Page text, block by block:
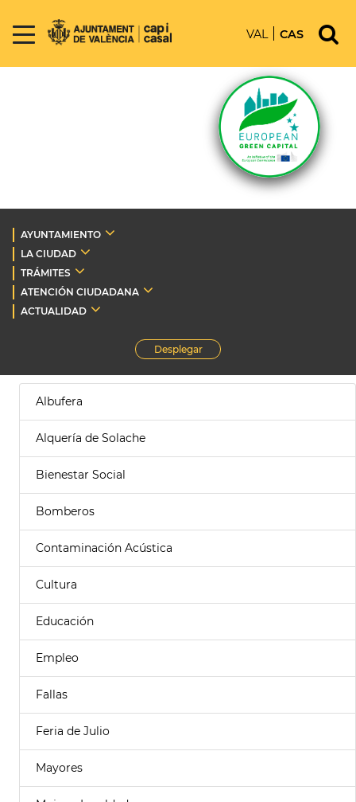
VAL CAS
AYUNTAMIENTO
LA CIUDAD
TRÁMITES
ATENCIÓN CIUDADANA
ACTUALIDAD
Desplegar
Albufera
Alquería de Solache
Bienestar Social
Bomberos
Contaminación Acústica
Cultura
Educación
Empleo
Fallas
Feria de Julio
Mayores